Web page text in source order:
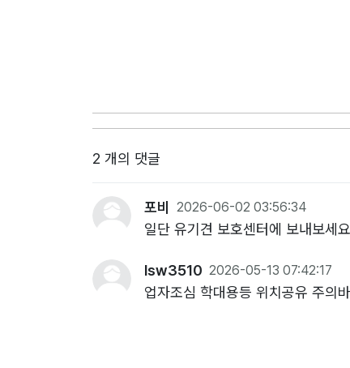
2 개의 댓글
포비 2026-06-02 03:56:34
일단 유기견 보호센터에 보내보세
lsw3510 2026-05-13 07:42:17
업자조심 학대용등 위치공유 주의